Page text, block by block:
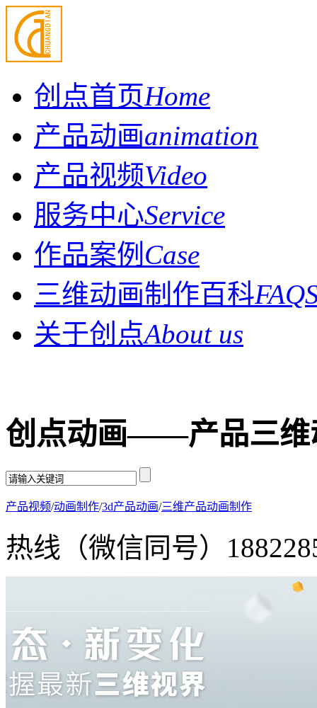
创点首页Home
产品动画animation
产品视频Video
服务中心Service
作品案例 Case
三维动画制作百科
关于创点About us
创点动画——产品三维
产品视频/动画制作/3d产品动画/三维产品动画制作
热线（微信同号）